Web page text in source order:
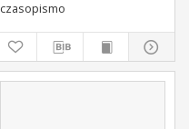
czasopismo